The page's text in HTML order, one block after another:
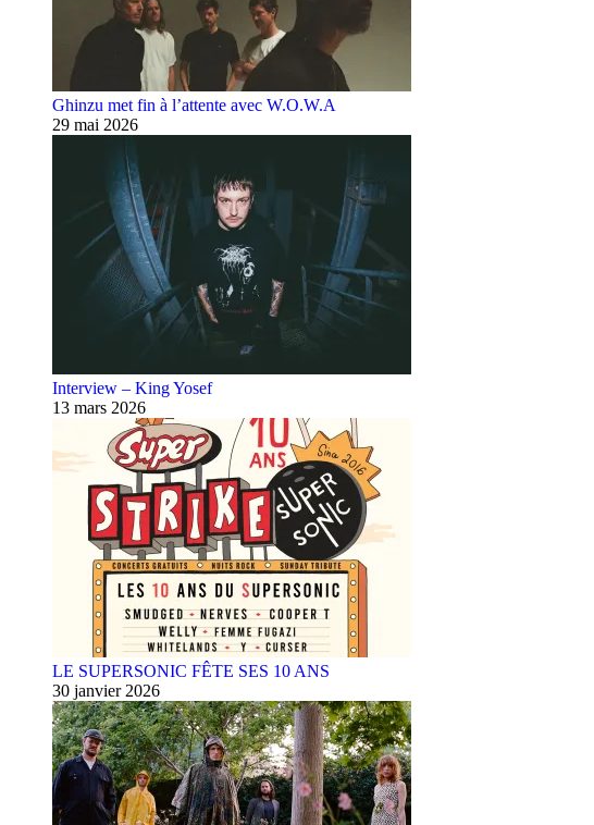
Ghinzu met fin à l’attente avec W.O.W.A
29 mai 2026
Interview – King Yosef
13 mars 2026
LE SUPERSONIC FÊTE SES 10 ANS
30 janvier 2026